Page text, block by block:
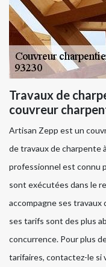
Travaux de
couvreur
Artisan Zepp est un
de travaux de charpente
professionnel est connu
sont exécutées dans le
accompagne ses travaux
ses tarifs sont des plus
concurrence. Pour plus
tarifaires, contactez-le si